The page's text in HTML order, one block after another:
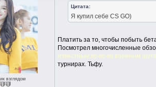
взглядом
Цитата:
Я купил себе CS GO)
Платить за то, чтобы побыть
Посмотрел многочисленные
известным ко-ко-ко военным
турнирах. Тьфу.